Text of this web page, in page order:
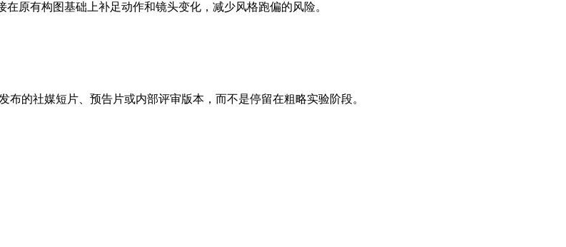
原有构图基础上补足动作和镜头变化，减少风格跑偏的风险。
的社媒短片、预告片或内部评审版本，而不是停留在粗略实验阶段。